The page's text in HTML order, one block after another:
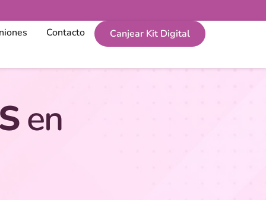
Contacto Canjear Kit Digital
en